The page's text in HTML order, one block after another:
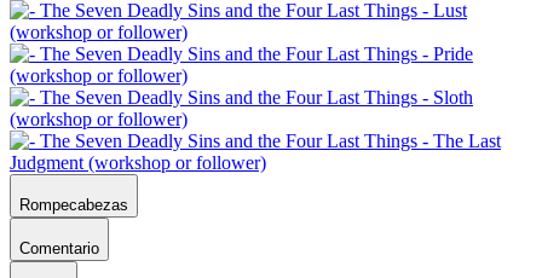
Rompecabezas
Comentario